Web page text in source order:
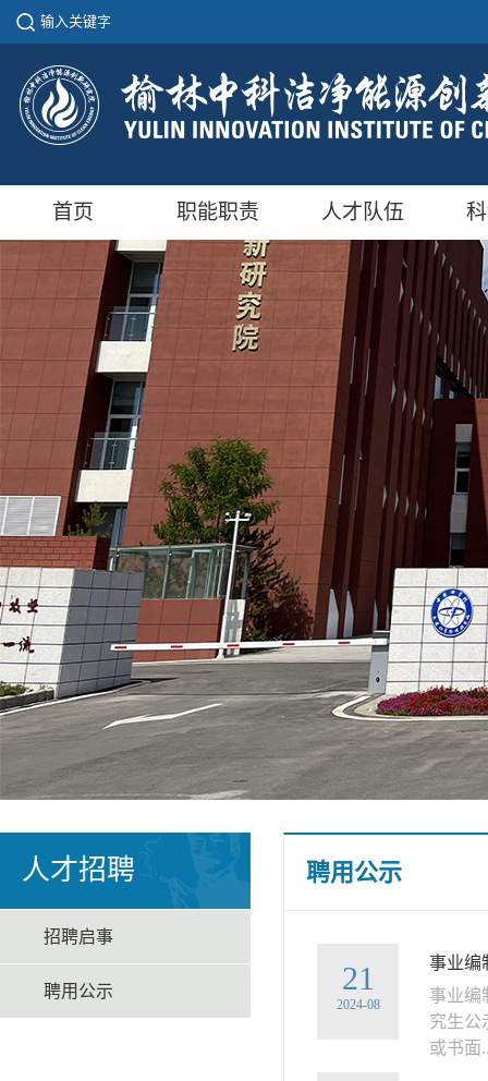
首页 职能职责 人才队伍
人才招聘
招聘启事
聘用公示
聘用公示
21
2024-08
事业编
事业编
究生公
或书面